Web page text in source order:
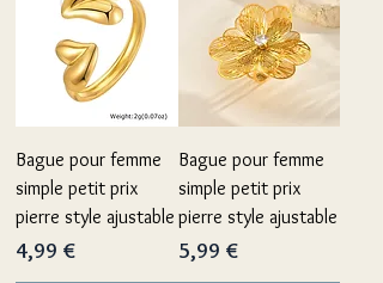
Bague pour femme
simple petit prix
pierre style ajustable
Prix
4,99 €
Bague pour femme
simple petit prix
pierre style ajustable
Prix
5,99 €